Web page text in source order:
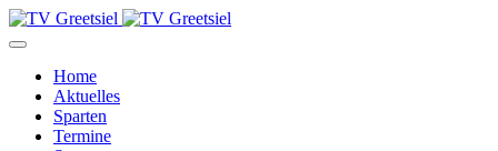
Home
Aktuelles
Sparten
Termine